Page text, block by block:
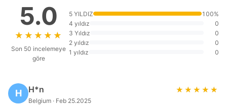
5.0
★★★★★
★★★★★
Son 50 incelemeye
göre
5 YILDIZ
100%
4 yıldız
0
3 Yıldız
0
2 yıldız
0
1 yıldız
0
H H*n
Belgium · Feb 25.2025
★★★★★
★★★★★